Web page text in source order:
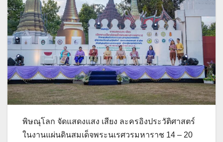
พิษณุโลก จัดแสดงแสง เสียง ละครอิงประวัติศาสตร์
ในงานแผ่นดินสมเด็จพระนเรศวรมหาราช 14 – 20